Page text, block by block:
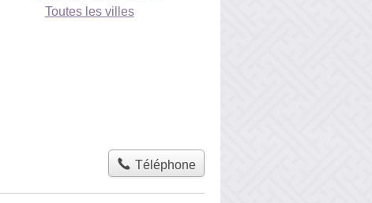
Toutes les villes
Téléphone